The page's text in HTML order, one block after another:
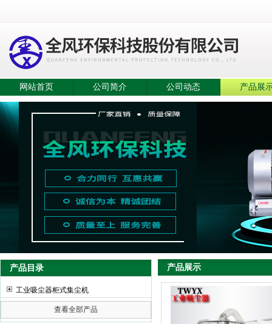
网站首页 公司简介 公司动态 产品展
产品目录
工业吸尘器柜式集尘机
查看全部产品
产品展示